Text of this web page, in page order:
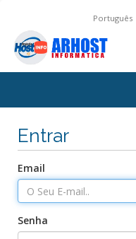
Português
Entrar
Email
Senha